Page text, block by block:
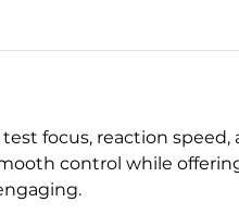
focus, reaction
control while